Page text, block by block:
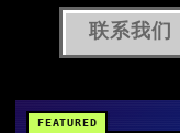
联系我们